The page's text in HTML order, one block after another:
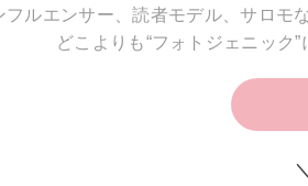
フルエンサー、読者モデル、サロモ
どこよりも“フォトジェニック